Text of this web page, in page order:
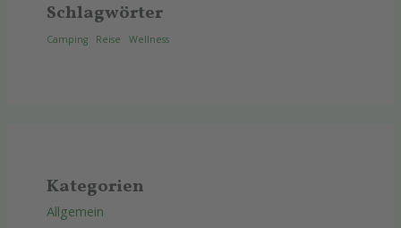
Schlagwörter
Camping Reise Wellness
Kategorien
Allgemein